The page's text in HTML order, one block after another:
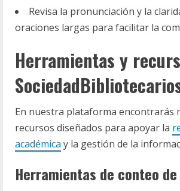
Revisa la pronunciación y la
oraciones largas para facilitar la
Herramientas y
En nuestra plataforma encontrarás
recursos diseñados para apoyar la
académica y la gestión de la
Herramientas de conteo